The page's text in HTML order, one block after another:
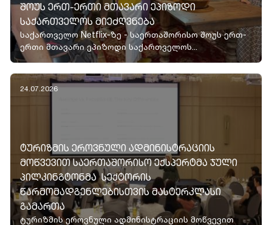
ᲨᲝᲣᲡ ᲔᲠᲗ-ᲔᲠᲗᲘ ᲛᲗᲐᲕᲐᲠᲘ ᲔᲞᲘᲖᲝᲓᲘ
ᲡᲐᲥᲐᲠᲗᲕᲔᲚᲝᲡ ᲛᲘᲔᲫᲦᲕᲜᲔᲑᲐ
საქართველო Netflix-ზე - საერთაშორისო შოუს ერთ-
ერთი მთავარი ეპიზოდი საქართველოს...
24.07.2026
ᲢᲣᲠᲘᲖᲛᲘᲡ ᲔᲠᲝᲕᲜᲣᲚᲘ ᲐᲓᲛᲘᲜᲘᲡᲢᲠᲐᲪᲘᲘᲡ
ᲛᲝᲬᲕᲔᲕᲘᲗ ᲡᲐᲔᲠᲗᲐᲨᲝᲠᲘᲡᲝ ᲔᲥᲡᲞᲔᲠᲢᲛᲐ ᲯᲣᲚᲘ
ᲞᲘᲚᲙᲘᲜᲒᲢᲝᲜᲛᲐ ᲡᲔᲥᲢᲝᲠᲘᲡ
ᲬᲐᲠᲛᲝᲛᲐᲓᲒᲔᲜᲚᲔᲑᲘᲡᲗᲕᲘᲡ ᲛᲐᲡᲢᲔᲠᲙᲚᲐᲡᲘ
ᲒᲐᲛᲐᲠᲗᲐ
ტურიზმის ეროვნული ადმინისტრაციის მოწვევით